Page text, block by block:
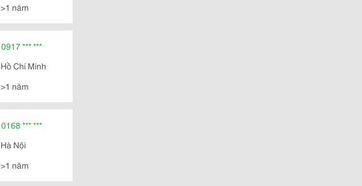
>1 năm
0917 *** ***
Hồ Chí Minh
>1 năm
0168 *** ***
Hà Nội
>1 năm